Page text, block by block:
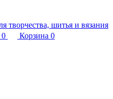
0 Корзина 0